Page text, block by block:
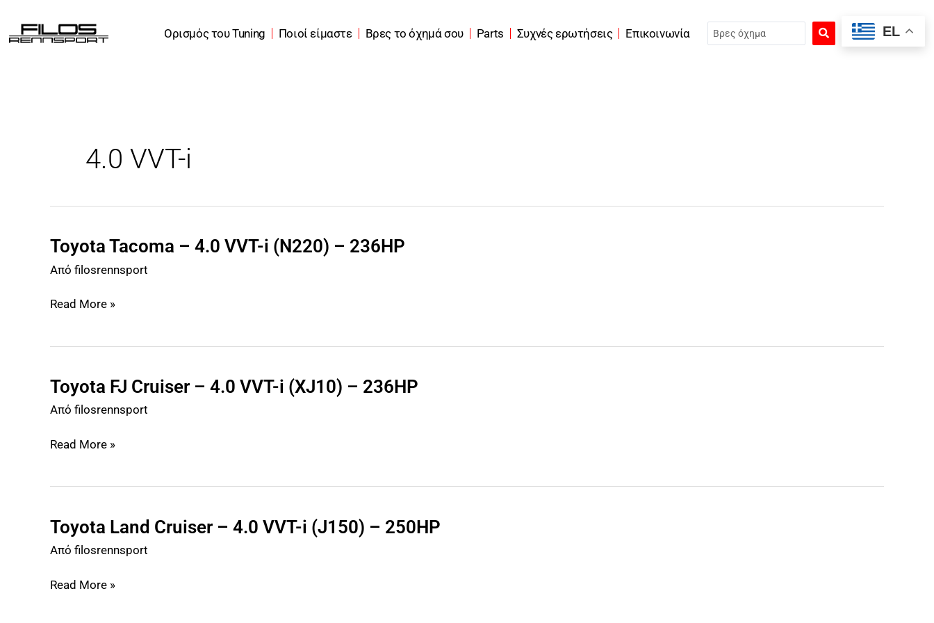
περιεχόμενο
Ορισμός του Tuning Ποιοί είμαστε Βρες το όχημά σου Parts Συχνές ερωτήσεις Επικοινωνία
Search
...
EL
4.0 VVT-i
Toyota Tacoma – 4.0 VVT-i (N220) – 236HP
Από filosrennsport
Toyota
Tacoma
–
(N220)
236HP
Read More »
Toyota FJ Cruiser – 4.0 VVT-i (XJ10) – 236HP
Από filosrennsport
Toyota
i
–
236HP
Read More »
Toyota Land Cruiser – 4.0 VVT-i (J150) – 250HP
Από filosrennsport
Toyota
Land
Cruiser
4.0
Read More »